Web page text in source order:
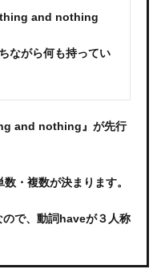
and nothing
ながら何も持ってい
and nothing』が先行
・複数が決まります。
で、動詞haveが３人称